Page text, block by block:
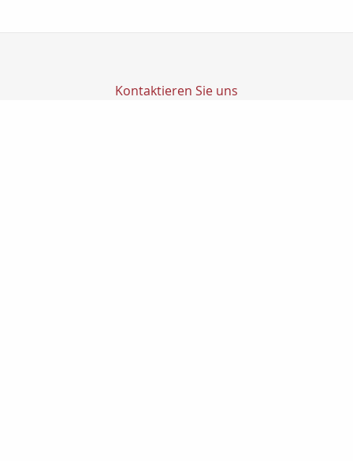
Kontaktieren Sie uns